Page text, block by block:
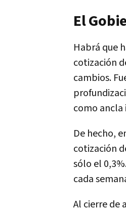
El
Habrá que
cotización
cambios.
como ancla
De hecho,
cotización
sólo el
cada
Al cierre de